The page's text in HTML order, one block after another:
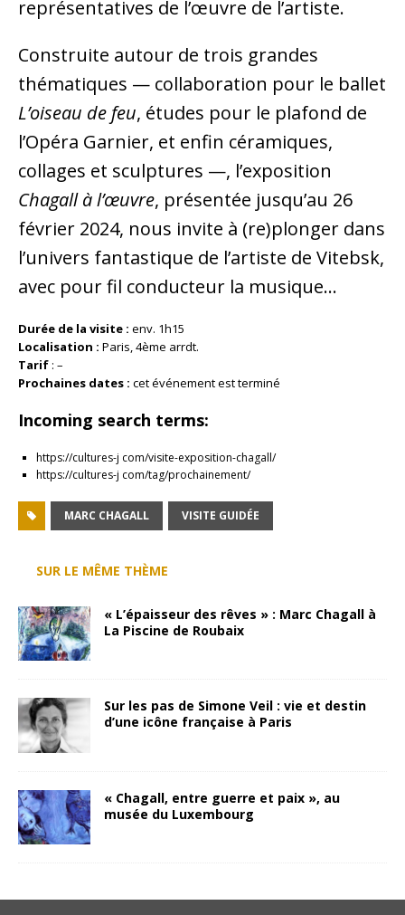
représentatives de l’œuvre de l’artiste.
Construite autour de trois grandes
thématiques — collaboration pour le ballet
L’oiseau de feu, études pour le plafond de
l’Opéra Garnier, et enfin céramiques,
collages et sculptures —, l’exposition
Chagall à l’œuvre, présentée jusqu’au 26
février 2024, nous invite à (re)plonger dans
l’univers fantastique de l’artiste de Vitebsk,
avec pour fil conducteur la musique…
Durée de la visite : env. 1h15
Localisation : Paris, 4ème arrdt.
Tarif : –
Prochaines dates : cet événement est terminé
Incoming search terms:
https://cultures-j com/visite-exposition-chagall/
https://cultures-j com/tag/prochainement/
MARC CHAGALL VISITE GUIDÉE
SUR LE MÊME THÈME
« L’épaisseur des rêves » : Marc Chagall à
La Piscine de Roubaix
Sur les pas de Simone Veil : vie et destin
d’une icône française à Paris
« Chagall, entre guerre et paix », au
musée du Luxembourg